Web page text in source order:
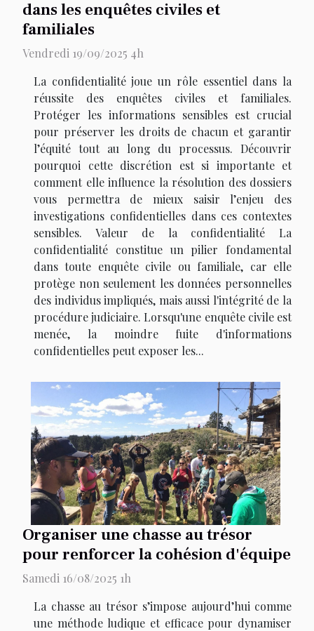
dans les enquêtes civiles et
familiales
Vendredi 19/09/2025 4h
La confidentialité joue un rôle essentiel dans la
réussite des enquêtes civiles et familiales.
Protéger les informations sensibles est crucial
pour préserver les droits de chacun et garantir
l’équité tout au long du processus. Découvrir
pourquoi cette discrétion est si importante et
comment elle influence la résolution des dossiers
vous permettra de mieux saisir l’enjeu des
investigations confidentielles dans ces contextes
sensibles. Valeur de la confidentialité La
confidentialité constitue un pilier fondamental
dans toute enquête civile ou familiale, car elle
protège non seulement les données personnelles
des individus impliqués, mais aussi l'intégrité de la
procédure judiciaire. Lorsqu'une enquête civile est
menée, la moindre fuite d'informations
confidentielles peut exposer les...
Organiser une chasse au trésor
pour renforcer la cohésion d'équipe
Samedi 16/08/2025 1h
La chasse au trésor s’impose aujourd’hui comme
une méthode ludique et efficace pour dynamiser